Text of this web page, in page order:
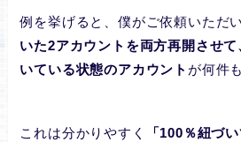
例を挙げると、僕がご依頼いただ
いた2アカウントを両方再開させ
いている状態のアカウント が何件
これは分かりやすく
「100％紐づ